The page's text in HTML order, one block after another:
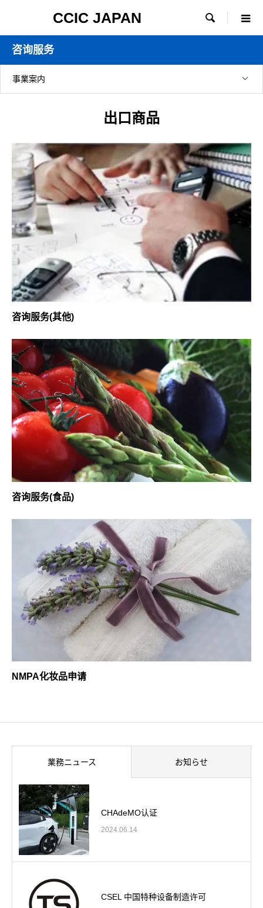
CCIC JAPAN 
咨询服务
事業案内
出口商品
咨询服务(其他)
咨询服务(食品)
NMPA化妆品申请
業務ニュース お知らせ
CHAdeMO认证
2024.06.14
CSEL 中国特种设备制造许可